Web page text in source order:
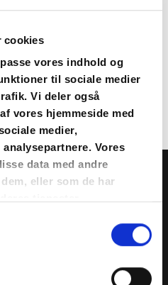
cookies
vores indhold og
til sociale medier
Vi deler også
vores hjemmeside med
medier,
Vores
data med andre
eller som de har
5.oktober 2020
driftsår 2019